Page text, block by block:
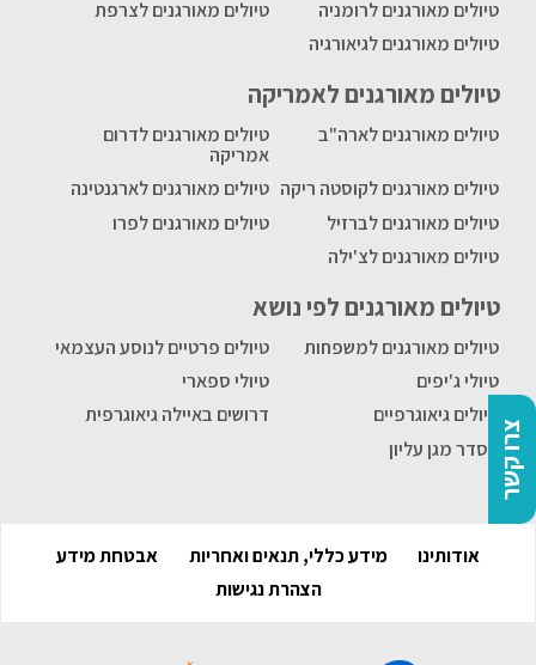
צרו קשר
טיולים מאורגנים לרומניה
טיולים מאורגנים לצרפת
טיולים מאורגנים לגיאורגיה
טיולים מאורגנים לאמריקה
טיולים מאורגנים לארה"ב
טיולים מאורגנים לדרום
אמריקה
טיולים מאורגנים לקוסטה ריקה טיולים מאורגנים לארגנטינה
טיולים מאורגנים לברזיל
טיולים מאורגנים לפרו
טיולים מאורגנים לצ'ילה
טיולים מאורגנים לפי נושא
טיולים מאורגנים למשפחות
טיולים פרטיים לנוסע העצמאי
טיולי ג'יפים
טיולי ספארי
טיולים גיאוגרפיים
דרושים באיילה גיאוגרפית
הסדר מגן עליון
אודותינו מידע כללי, תנאים ואחריות
אבטחת מידע
הצהרת נגישות